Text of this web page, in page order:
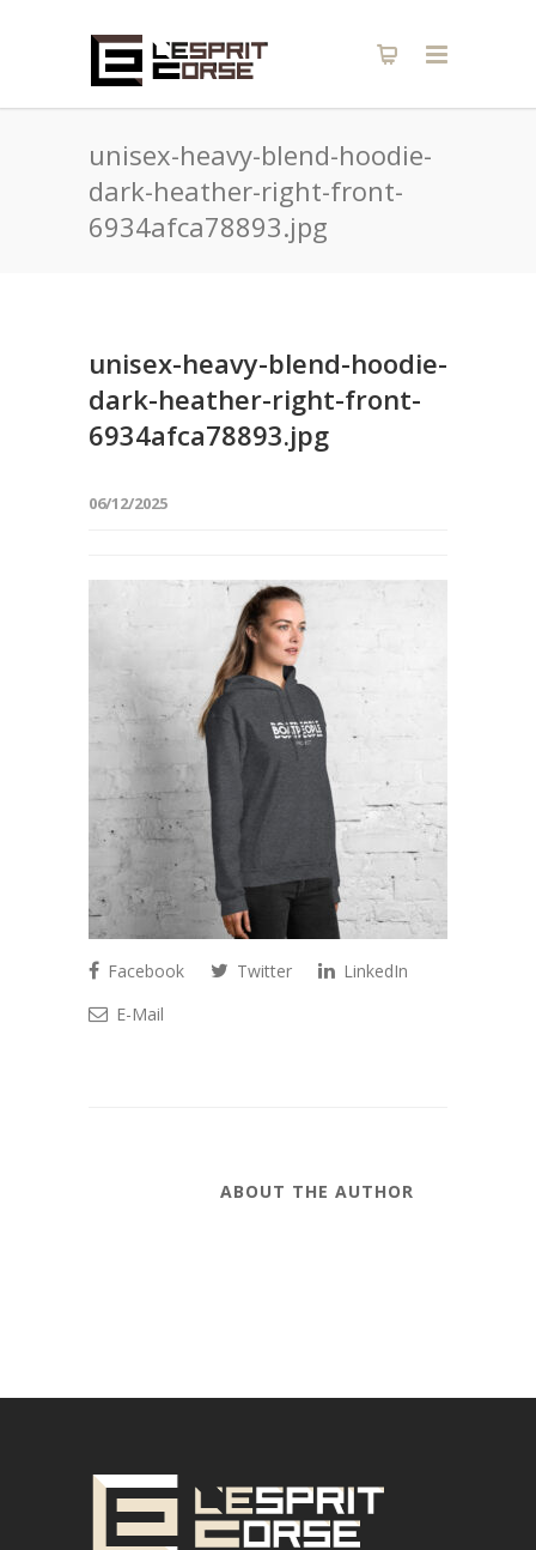
unisex-heavy-blend-hoodie-
dark-heather-right-front-
6934afca78893.jpg
unisex-heavy-blend-hoodie-
dark-heather-right-front-
6934afca78893.jpg
06/12/2025
Facebook Twitter
LinkedIn
E-Mail
ABOUT THE AUTHOR